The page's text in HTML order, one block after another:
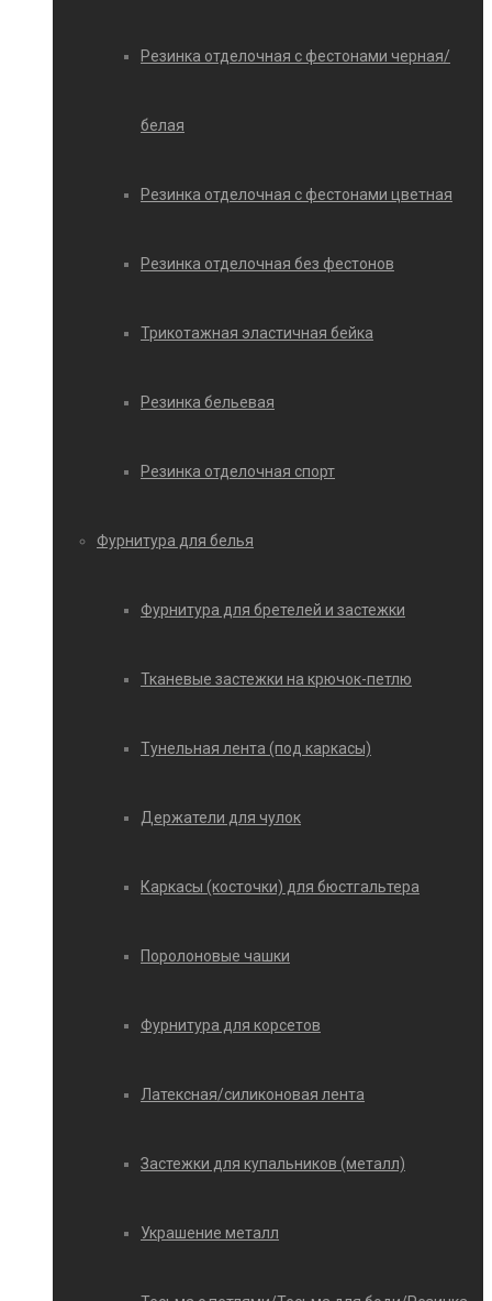
Резинка отделочная с фестонами черная/
белая
Резинка отделочная с фестонами цветная
Резинка отделочная без фестонов
Трикотажная эластичная бейка
Резинка бельевая
Резинка отделочная спорт
Фурнитура для белья
Фурнитура для бретелей и застежки
Тканевые застежки на крючок-петлю
Тунельная лента (под каркасы)
Держатели для чулок
Каркасы (косточки) для бюстгальтера
Поролоновые чашки
Фурнитура для корсетов
Латексная/силиконовая лента
Застежки для купальников (металл)
Украшение металл